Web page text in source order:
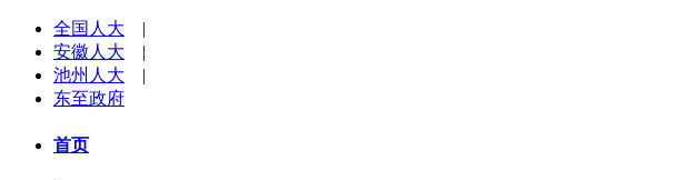
全国人大 |
安徽人大 |
池州人大 |
东至政府
首页